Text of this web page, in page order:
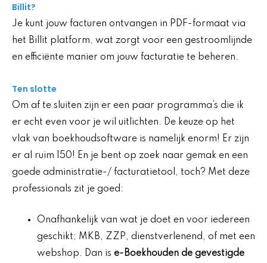
Billit?
Je kunt jouw facturen ontvangen in PDF-formaat via
het Billit platform, wat zorgt voor een gestroomlijnde
en efficiënte manier om jouw facturatie te beheren.
Ten slotte
Om af te sluiten zijn er een paar programma’s die ik
er echt even voor je wil uitlichten. De keuze op het
vlak van boekhoudsoftware is namelijk enorm! Er zijn
er al ruim 150! En je bent op zoek naar gemak en een
goede administratie-/ facturatietool, toch? Met deze
professionals zit je goed:
Onafhankelijk van wat je doet en voor iedereen
geschikt; MKB, ZZP, dienstverlenend, of met een
webshop. Dan is e-Boekhouden de gevestigde